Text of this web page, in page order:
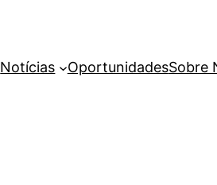
Notícias OportunidadesSobre